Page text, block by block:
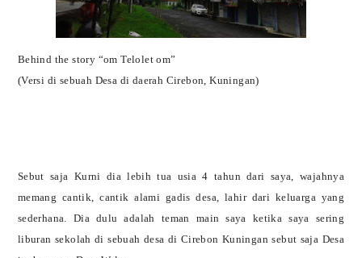
Behind the story “om Telolet om”
(Versi di sebuah Desa di daerah Cirebon, Kuningan)
Sebut saja Kurni dia lebih tua usia 4 tahun dari saya, wajahnya
memang cantik, cantik alami gadis desa, lahir dari keluarga yang
sederhana. Dia dulu adalah teman main saya ketika saya sering
liburan sekolah di sebuah desa di Cirebon Kuningan sebut saja Desa